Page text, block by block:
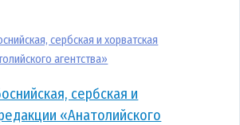
сербская и
«Анатолийского